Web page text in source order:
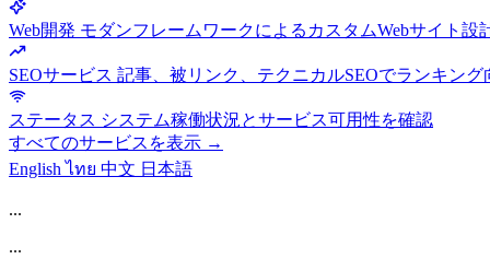
Web開発 モダンフレームワークによるカスタムWebサイト設
SEOサービス 記事、被リンク、テクニカルSEOでランキング
ステータス システム稼働状況とサービス可用性を確認
すべてのサービスを表示 →
Englishไทย 中文 日本語
...
...